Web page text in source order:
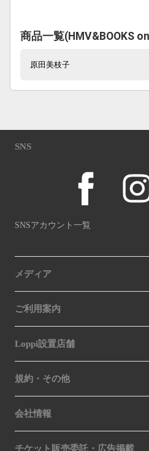
商品一覧(HMV&BOOKS
原田美枝子
SNS
SNSアカウント一覧
メディア
ご利用案内
Loppi設置店舗
規約・その他
会社情報
チケット販売委託・広告掲載